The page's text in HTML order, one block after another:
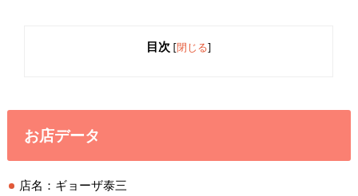
目次 [閉じる]
お店データ
店名：ギョーザ泰三